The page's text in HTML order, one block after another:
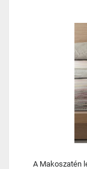
A Makoszatén